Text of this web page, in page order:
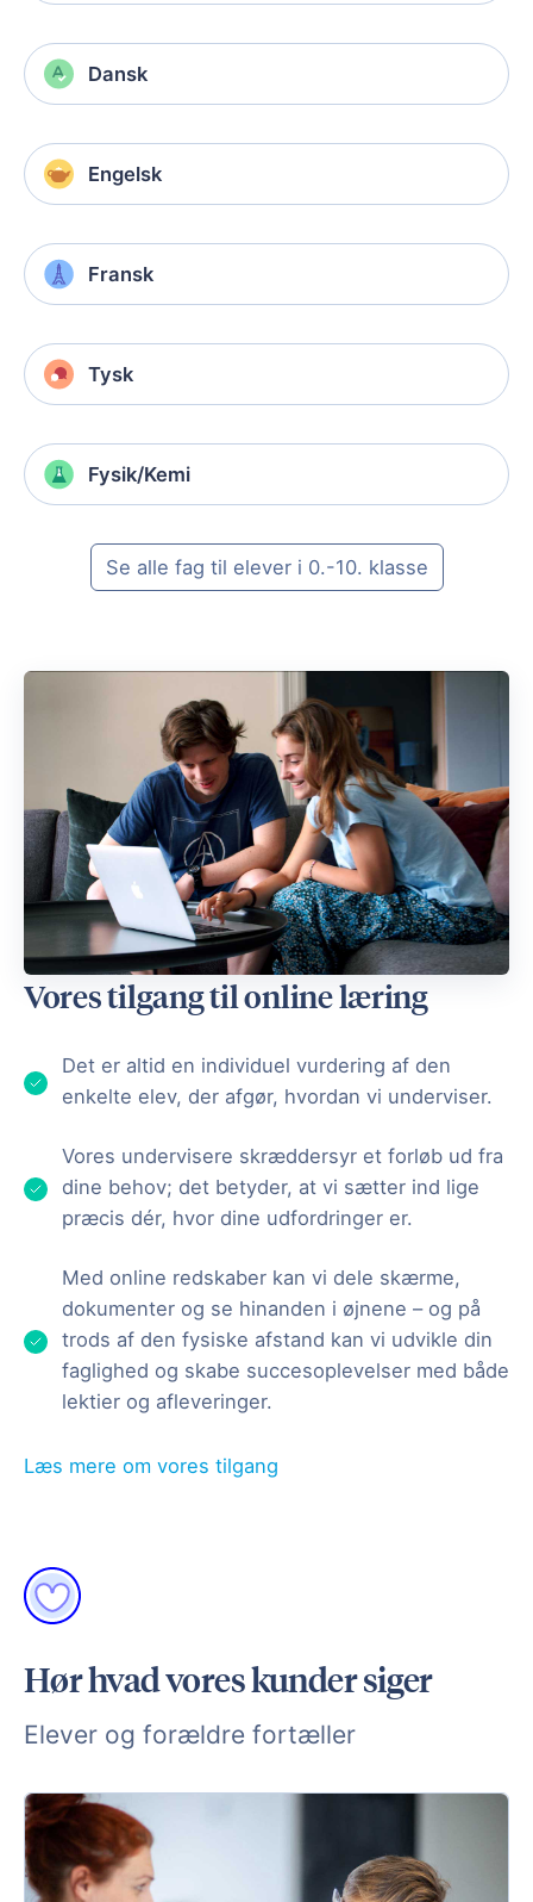
Dansk
Engelsk
Fransk
Tysk
Fysik/Kemi
Se alle fag til elever i 0.-10. klasse
Vores tilgang til online læring
Det er altid en individuel vurdering af den
enkelte elev, der afgør, hvordan vi underviser.
Vores undervisere skræddersyr et forløb ud fra
dine behov; det betyder, at vi sætter ind lige
præcis dér, hvor dine udfordringer er.
Med online redskaber kan vi dele skærme,
dokumenter og se hinanden i øjnene – og på
trods af den fysiske afstand kan vi udvikle din
faglighed og skabe succesoplevelser med både
lektier og afleveringer.
Læs mere om vores tilgang
Hør hvad vores kunder siger
Elever og forældre fortæller